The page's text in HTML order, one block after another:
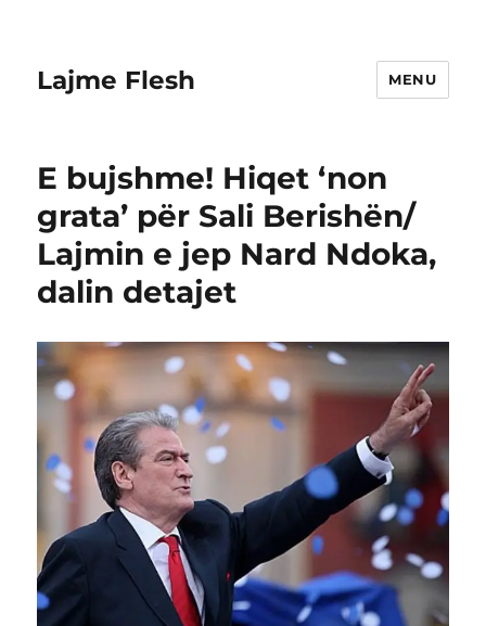
Lajme Flesh MENU
E bujshme! Hiqet ‘non
grata’ për Sali Berishën/
Lajmin e jep Nard Ndoka,
dalin detajet